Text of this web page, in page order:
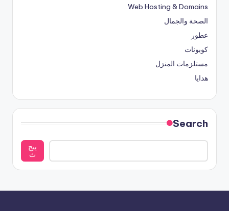
Web Hosting & Domains
الصحة والجمال
عطور
كوبونات
مستلزمات المنزل
هدايا
Search
يبح
ث